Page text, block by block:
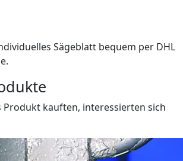
Sägeblatt bequem per DHL
Produkt kauften, interessierten sich